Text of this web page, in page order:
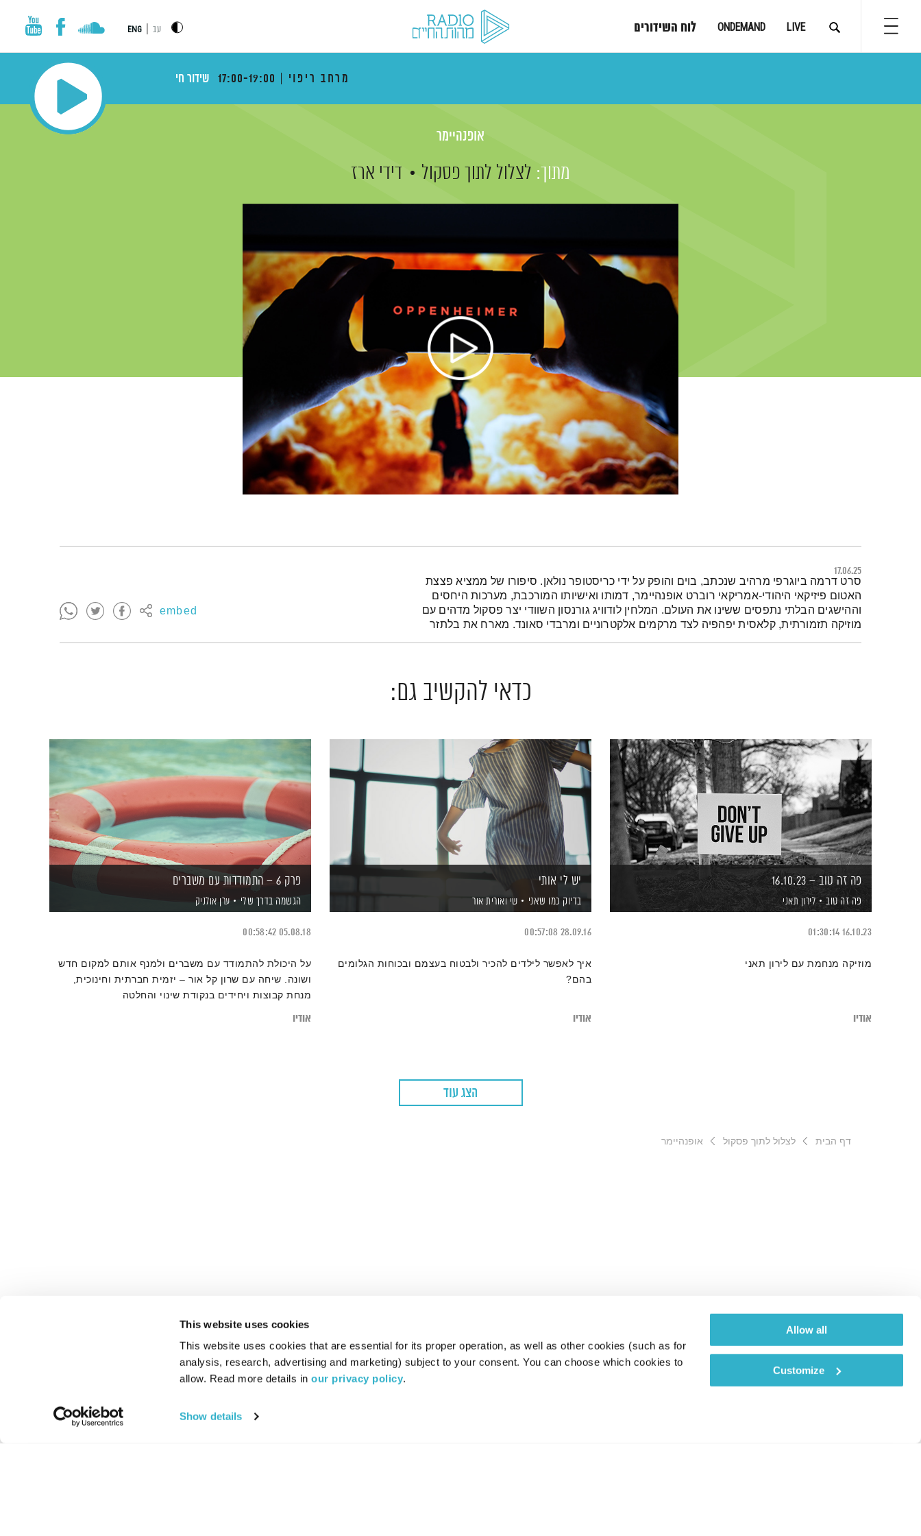
This website uses cookies
This website uses cookies that are essential for its proper operation, as well as other cookies (such as for
analysis, research, advertising and marketing) subject to your consent. You can choose which cookies to
allow. Read more details in our privacy policy.
Show details
Allow all
Customize
LIVE
ONDEMAND לוח השידורים עב ENG
מרחב ריפוי 17:00-19:00 שידור חי
אופנהיימר
מתוך: לצלול לתוך פסקול דידי ארז
17.06.25
embed
תמצית הפודקאסט
סרט דרמה ביוגרפי מרהיב שנכתב, בוים והופק על ידי כריסטופר נולאן. סיפורו של ממציא פצצת
האטום פיזיקאי היהודי-אמריקאי רוברט אופנהיימר, דמותו ואישיותו המורכבת, מערכות היחסים
וההישגים הבלתי נתפסים ששינו את העולם. המלחין לודוויג גורנסון השוודי יצר פסקול מדהים עם
מוזיקה תזמורתית, קלאסית יפהפיה לצד מרקמים אלקטרוניים ומרבדי סאונד. מארח את בלתזר
כדאי להקשיב גם:
פה זה טוב – 16.10.23
פה זה טוב לירון תאני
16.10.23
01:30:14
מוזיקה מנחמת עם לירון תאני
אודיו
יש לי אותי
בדיוק כמו שאני שי ואורית אור
28.09.16
00:57:08
איך לאפשר לילדים להכיר ולבטוח בעצמם ובכוחות הגלומים
בהם?
אודיו
פרק 6 – התמודדות עם משברים
הגשמה בדרך שלי ערן אולניק
05.08.18
00:58:42
על היכולת להתמודד עם משברים ולמנף אותם למקום חדש
ושונה. שיחה עם שרון קל אור – יזמית חברתית וחינוכית,
מנחת קבוצות ויחידים בנקודת שינוי והחלטה
אודיו
הצג עוד
דף הבית לצלול לתוך פסקול אופנהיימר